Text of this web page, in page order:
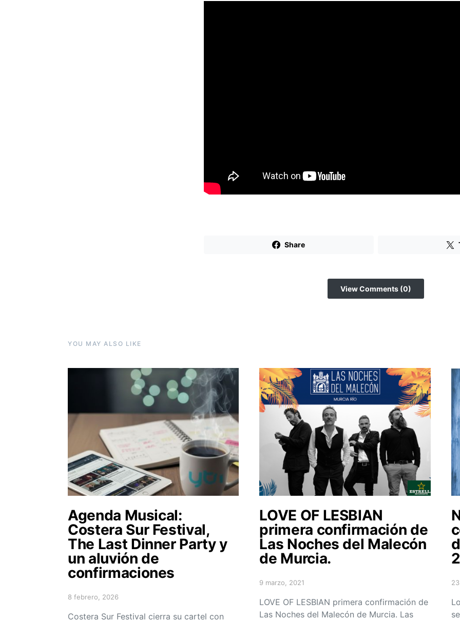
Share
View Comments (0)
YOU MAY ALSO LIKE
Agenda Musical:
Costera Sur Festival,
The Last Dinner Party y
un aluvión de
confirmaciones
Posted on
8 febrero, 2026
Costera Sur Festival cierra su cartel con
LOVE OF LESBIAN
primera confirmación de
Las Noches del Malecón
de Murcia.
Posted on
9 marzo, 2021
LOVE OF LESBIAN primera confirmación de
Las Noches del Malecón de Murcia. Las